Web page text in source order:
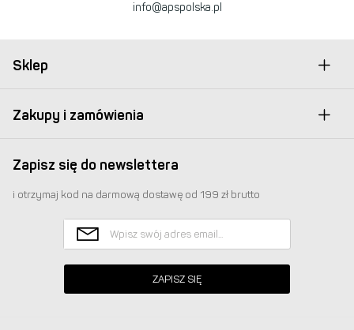
info@apspolska.pl
Sklep
Zakupy i zamówienia
Zapisz się do newslettera
i otrzymaj kod na darmową dostawę od 199 zł brutto
ZAPISZ SIĘ